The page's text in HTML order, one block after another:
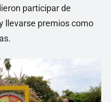
participar de
llevarse premios como